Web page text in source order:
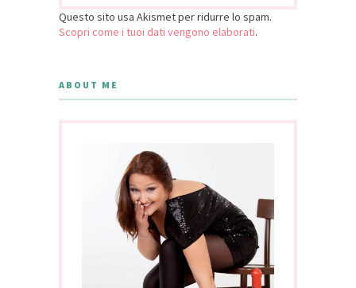
Questo sito usa Akismet per ridurre lo spam.
Scopri come i tuoi dati vengono elaborati.
ABOUT ME